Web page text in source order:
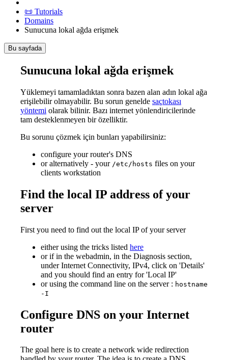
📜 Tutorials
Domains
Sunucuna lokal ağda erişmek
Bu sayfada
Sunucuna lokal ağda erişmek
Yüklemeyi tamamladıktan sonra bazen alan adın lokal ağa
erişilebilir olmayabilir. Bu sorun genelde saçtokası
yöntemi olarak bilinir. Bazı internet yönlendiricilerinde
tam desteklenmeyen bir özelliktir.
Bu sorunu çözmek için bunları yapabilirsiniz:
configure your router's DNS
or alternatively - your /etc/hosts files on your
clients workstation
Find the local IP address of your
server
First you need to find out the local IP of your server
either using the tricks listed here
or if in the webadmin, in the Diagnosis section,
under Internet Connectivity, IPv4, click on 'Details'
and you should find an entry for 'Local IP'
or using the command line on the server : hostname
-I
Configure DNS on your Internet
router
The goal here is to create a network wide redirection